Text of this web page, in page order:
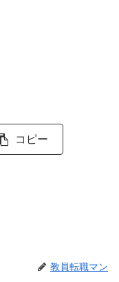
コピー
教員転職マン